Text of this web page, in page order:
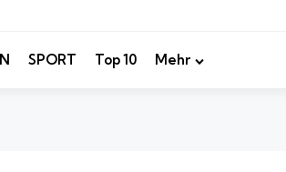
SPORT Top 10 Mehr